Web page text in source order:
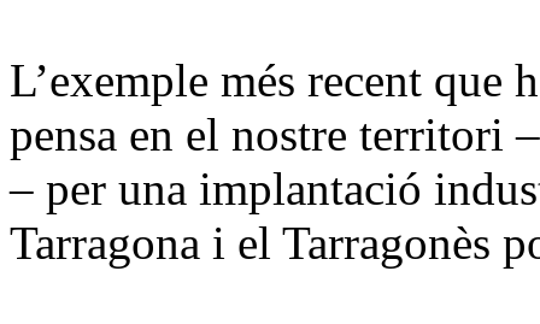
L’exemple més recent que
pensa en el nostre territori
– per una implantació
Tarragona i el Tarragonès